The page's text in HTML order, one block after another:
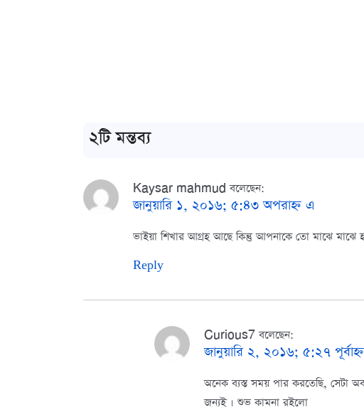
২টি মন্তব্য
Kaysar mahmud বলেছেন:
জানুয়ারি ১, ২০১৬; ৫:৪৩ অপরাহ্ন এ
ভাইয়া শিখার আগ্রহ আ‌ছে কিন্তু আপনা‌কে তো মা‌ঝে মা‌ঝে
Reply
Curious7 বলেছেন:
জানুয়ারি ২, ২০১৬; ৫:২৭
অনেক ব্যস্ত সময় পার করতেছি, সেটা
জন্যই । শুভ কামনা রইলো